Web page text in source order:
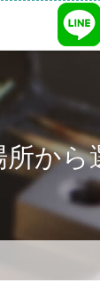
所から